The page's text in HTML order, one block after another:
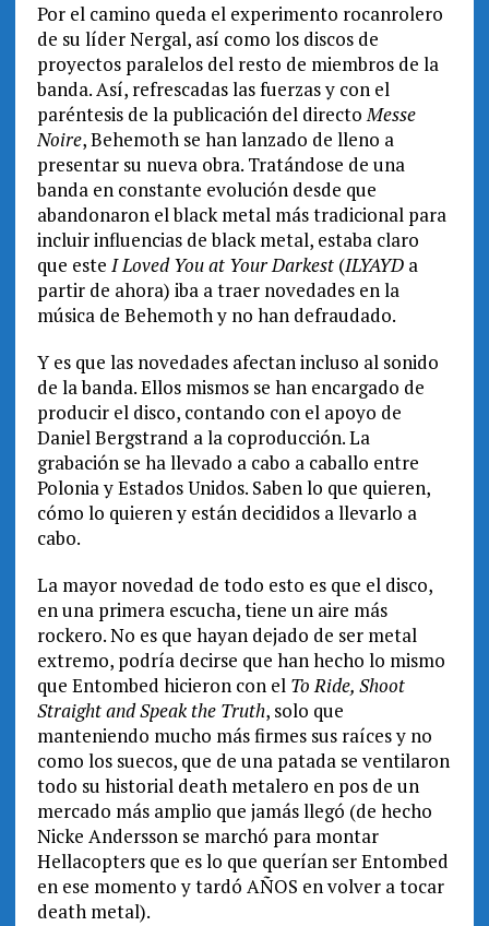
Por el camino queda el experimento rocanrolero
de su líder Nergal, así como los discos de
proyectos paralelos del resto de miembros de la
banda. Así, refrescadas las fuerzas y con el
paréntesis de la publicación del directoMesse
Noire, Behemoth se han lanzado de lleno a
presentar su nueva obra. Tratándose de una
banda en constante evolución desde que
abandonaron el black metal más tradicional para
incluir influencias de black metal, estaba claro
que este I Loved You at Your Darkest(ILYAYDa
partir de ahora) iba a traer novedades en la
música de Behemoth y no han defraudado.
Y es que las novedades afectan incluso al sonido
de la banda. Ellos mismos se han encargado de
producir el disco, contando con el apoyo de
Daniel Bergstrand a la coproducción. La
grabación se ha llevado a cabo a caballo entre
Polonia y Estados Unidos. Saben lo que quieren,
cómo lo quieren y están decididos a llevarlo a
cabo.
La mayor novedad de todo esto es que el disco,
en una primera escucha, tiene un aire más
rockero. No es que hayan dejado de ser metal
extremo, podría decirse que han hecho lo mismo
que Entombed hicieron con el To Ride, Shoot
Straight and Speak the Truth, solo que
manteniendo mucho más firmes sus raíces y no
como los suecos, que de una patada se ventilaron
todo su historial death metalero en pos de un
mercado más amplio que jamás llegó (de hecho
Nicke Andersson se marchó para montar
Hellacopters que es lo que querían ser Entombed
en ese momento y tardó AÑOS en volver a tocar
death metal).